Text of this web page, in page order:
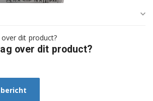
over dit product?